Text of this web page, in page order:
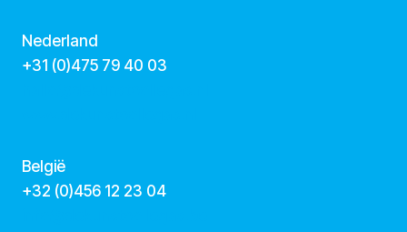
Nederland
+31 (0)475 79 40 03
België
‭+32 (0)456 12 23 04‬